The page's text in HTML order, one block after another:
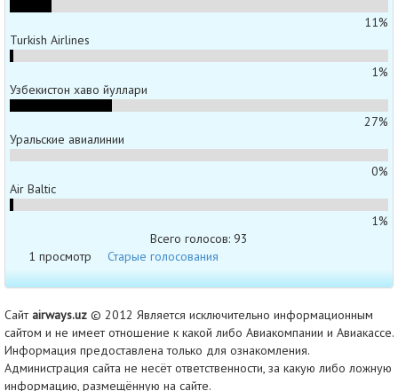
11%
Turkish Airlines
1%
Узбекистон хаво йуллари
27%
Уральские авиалинии
0%
Air Baltic
1%
Всего голосов: 93
1 просмотр
Старые голосования
Сайтairways.uz © 2012 Является исключительно информационным
сайтом и не имеет отношение к какой либо Авиакомпании и Авиакассе.
Информация предоставлена только для ознакомления.
Администрация сайта не несёт ответственности, за какую либо ложную
информацию, размещённую на сайте.